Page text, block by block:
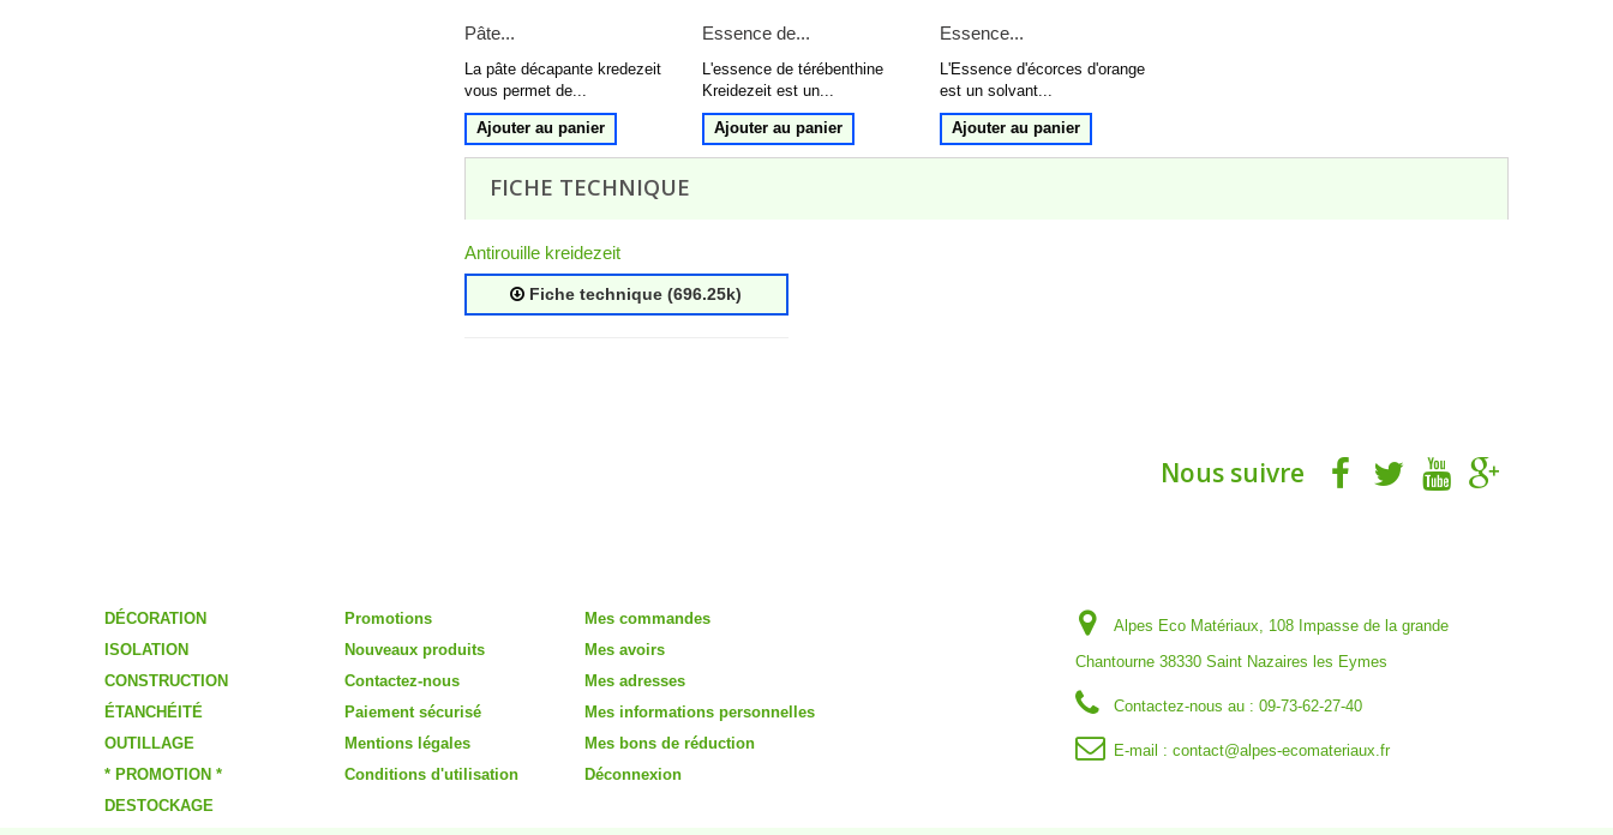
Pâte...
La pâte décapante kredezeit
vous permet de...
Ajouter au panier
Essence de...
L'essence de térébenthine
Kreidezeit est un...
Ajouter au panier
Essence...
L'Essence d'écorces d'orange
est un solvant...
Ajouter au panier
FICHE TECHNIQUE
Antirouille kreidezeit
Fiche technique (696.25k)
Nous suivre
DÉCORATION
ISOLATION
CONSTRUCTION
ÉTANCHÉITÉ
OUTILLAGE
* PROMOTION *
DESTOCKAGE
Promotions
Nouveaux produits
Contactez-nous
Paiement sécurisé
Mentions légales
Conditions d'utilisation
Mes commandes
Mes avoirs
Mes adresses
Mes informations personnelles
Mes bons de réduction
Déconnexion
Alpes Eco Matériaux, 108 Impasse de la grande
Chantourne 38330 Saint Nazaires les Eymes
Contactez-nous au : 09-73-62-27-40
E-mail : contact@alpes-ecomateriaux.fr